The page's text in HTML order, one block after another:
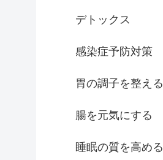
デトックス
感染症予防対策
胃の調子を整える
腸を元気にする
睡眠の質を高める